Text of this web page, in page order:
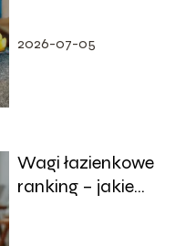
2026-07-05
Wagi łazienkowe
ranking – jakie